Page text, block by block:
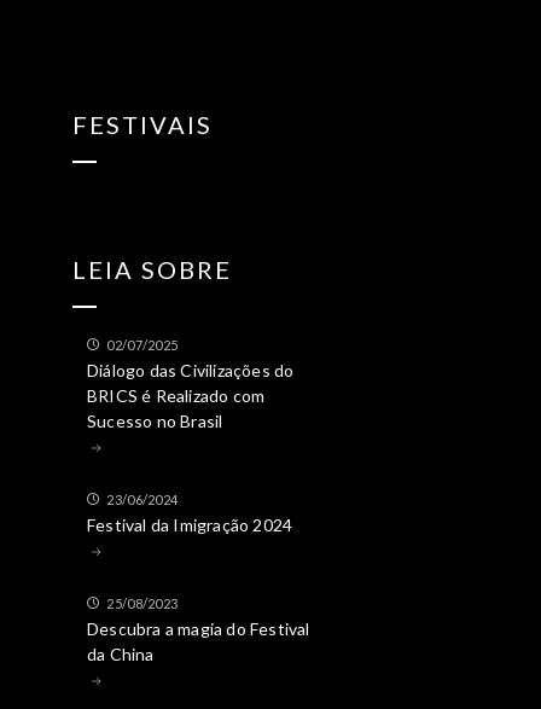
FESTIVAIS
LEIA SOBRE
02/07/2025
Diálogo das Civilizações do
BRICS é Realizado com
Sucesso no Brasil
23/06/2024
Festival da Imigração 2024
25/08/2023
Descubra a magia do Festival
da China